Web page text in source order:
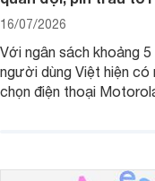
16/07/2026
Với ngân sách khoảng 5
người dùng Việt hiện có
chọn điện thoại